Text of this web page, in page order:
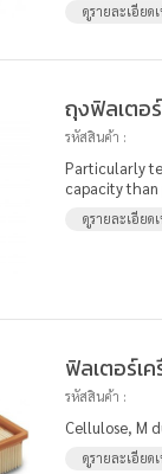
ดูรายละเอียด
ถุงฟิลเตอ
รหัสสินค้า :
Particularly
capacity than
ดูรายละเอียด
ฟิลเตอร์เ
รหัสสินค้า :
Cellulose, M
ดูรายละเอียด